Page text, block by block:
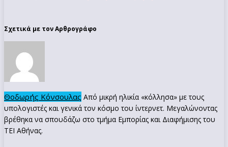
Σχετικά με τον Αρθρογράφο
Θοδωρής Κόνσουλας Από μικρή ηλικία «κόλλησα» με τους
υπολογιστές και γενικά τον κόσμο του ίντερνετ. Μεγαλώνοντας
βρέθηκα να σπουδάζω στο τμήμα Εμπορίας και Διαφήμισης του
ΤΕΙ Αθήνας.